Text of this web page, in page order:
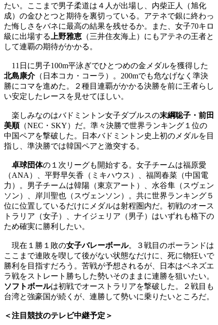
たい。ここまで男子柔道は４人が出場し、内柴正人（旭化
成）の金ひとつと期待を裏切っている。アテネで銀に終わっ
た悔しさをバネに最高の結果を残せるか。また、女子70キロ
級に出場する
上野雅恵 （三井住友海上）にもアテネの王者と
して連覇の期待がかかる。
11日に男子100m平泳ぎでひとつめの金メダルを獲得した
北島康介（日本コカ・コーラ）。200mでも危なげなく準決
勝にコマを進めた。２種目連覇がかかる決勝を前に王者らし
い安定したレースを見せてほしい。
楽しみなのはバドミントン女子ダブルスの末綱聡子・前田
美順（NEC・SKY）だ。準々決勝で世界ランキング１位の
中国ペアを撃破した。日本バドミントン史上初のメダルを目
指し、準決勝では韓国ペアと激突する。
卓球団体の１次リーグも開始する。女子チームは福原愛
（ANA）、平野早矢香（ミキハウス）、福岡春菜（中国電
力）。男子チームは韓陽（東京アート）、水谷隼（スヴェン
ソン）、岸川聖也（スヴェンソン）。共に世界ランキング５
位に位置しているだけにメダルは射程圏内だ。初戦のオース
トラリア（女子）、ナイジェリア（男子）はいずれも格下の
ため確実に勝利したい。
現在１勝１敗の女子バレーボール。３戦目のポーランドは
ここまで連敗を喫して後がない状態なだけに、死に物狂いで
勝利を目指すだろう。苦戦が予想されるが、日本はベネズエ
ラ戦をストレート勝ちした勢いそのままに連勝を狙いたい。
ソフトボールは初戦でオーストラリアを撃破した。２戦目も
台湾と強豪国が続くが、連勝して勢いに乗りたいところだ。
＜注目競技のテレビ中継予定＞